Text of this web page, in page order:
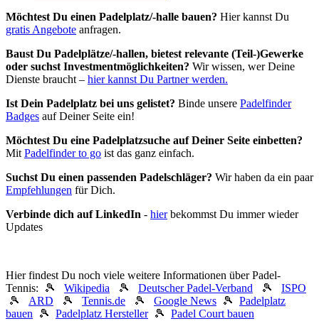
Möchtest Du einen Padelplatz/-halle bauen? Hier kannst Du
gratis Angebote anfragen.
Baust Du Padel­plätze/-hallen, bietest relevante (Teil-)Gewerke
oder suchst In­vest­ment­möglich­keiten? Wir wissen, wer Deine
Dienste braucht – hier kannst Du Partner werden.
Ist Dein Padelplatz bei uns gelistet? Binde unsere Padelfinder
Badges auf Deiner Seite ein!
Möchtest Du eine Padelplatzsuche auf Deiner Seite einbetten?
MitPadelfinder to go ist das ganz einfach.
Suchst Du einen passenden Padelschläger? Wir haben da ein paar
Empfehlungen für Dich.
Verbinde dich auf LinkedIn - hierbekommst Du immer wieder
Updates
Hier findest Du noch viele weitere Informationen über Padel-
Tennis: 🎾 Wikipedia 🎾 Deutscher Padel-Verband 🎾 ISPO
🎾 ARD 🎾 Tennis.de 🎾 Google News 🎾 Padelplatz
bauen 🎾 Padelplatz Hersteller🎾 Padel Court bauen